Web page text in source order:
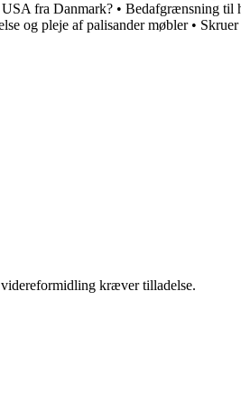
fra Danmark? • Bedafgrænsning til
og pleje af palisander møbler•
kræver tilladelse.